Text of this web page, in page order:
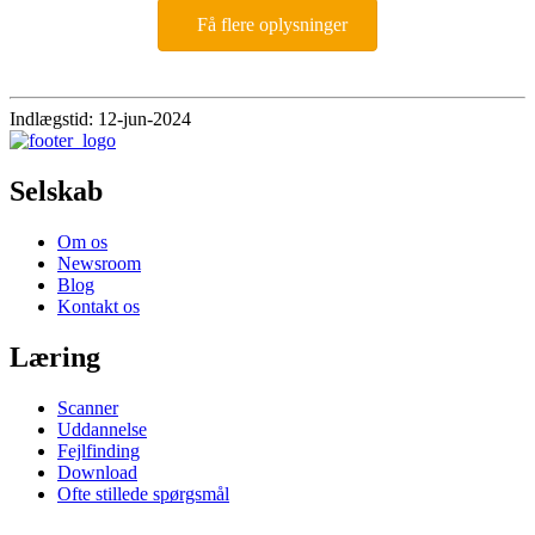
Få flere oplysninger
Indlægstid: 12-jun-2024
Selskab
Om os
Newsroom
Blog
Kontakt os
Læring
Scanner
Uddannelse
Fejlfinding
Download
Ofte stillede spørgsmål